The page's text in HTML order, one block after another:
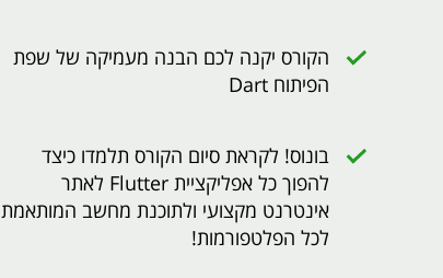
הקורס יקנה לכם הבנה מעמיקה של שפת
הפיתוח Dart
בונוס! לקראת סיום הקורס תלמדו כיצד
להפוך כל אפליקציית Flutter לאתר
אינטרנט מקצועי ולתוכנת מחשב המותאמת
לכל הפלטפורמות!